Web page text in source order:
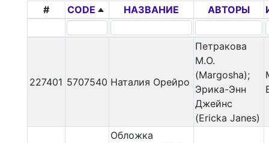
#
CODE НАЗВАНИЕ АВТОРЫ
227401 5707540 Наталия Орейро
Петракова
М.О.
(Margosha);
Эрика-Энн
Джейнс
(Ericka Janes)
Обложка